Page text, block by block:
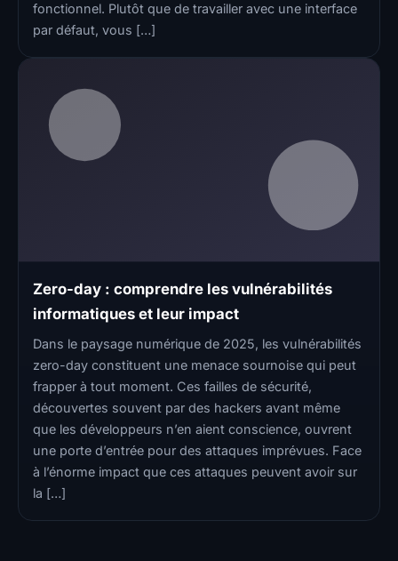
fonctionnel. Plutôt que de travailler avec une interface
par défaut, vous […]
Zero-day : comprendre les vulnérabilités
informatiques et leur impact
Dans le paysage numérique de 2025, les vulnérabilités
zero-day constituent une menace sournoise qui peut
frapper à tout moment. Ces failles de sécurité,
découvertes souvent par des hackers avant même
que les développeurs n’en aient conscience, ouvrent
une porte d’entrée pour des attaques imprévues. Face
à l’énorme impact que ces attaques peuvent avoir sur
la […]